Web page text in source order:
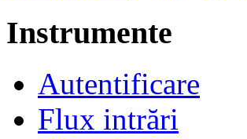
Instrumente
Autentificare
Flux intrări